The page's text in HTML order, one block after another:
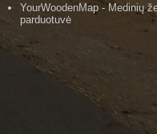
YourWoodenMap - Medinių
parduotuvė